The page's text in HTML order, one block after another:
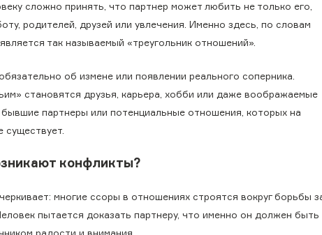
сложно принять, что партнер может любить не только его,
родителей, друзей или увлечения. Именно здесь, по словам
так называемый «треугольник отношений».
об измене или появлении реального соперника.
становятся друзья, карьера, хобби или даже воображаемые
партнеры или потенциальные отношения, которых на
существует.
конфликты?
многие ссоры в отношениях строятся вокруг борьбы
пытается доказать партнеру, что именно он должен быть